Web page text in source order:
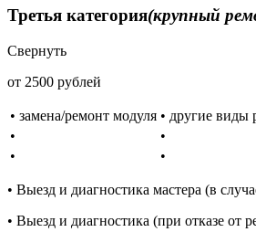
Третья категория(крупный
Свернуть
от 2500 рублей
• замена/ремонт модуля • другие виды
•
•
•
•
• Выезд и диагностика мастера (в
• Выезд и диагностика (при отказе от